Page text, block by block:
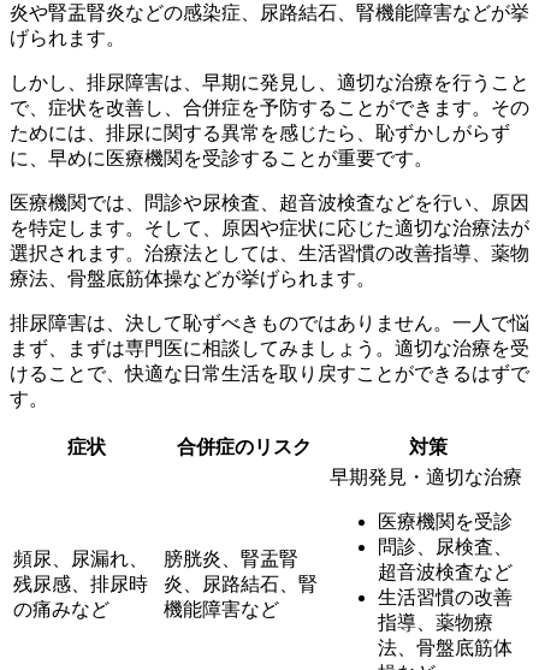
炎や腎盂腎炎などの感染症、尿路結石、腎機能障害などが挙
げられます。
しかし、排尿障害は、早期に発見し、適切な治療を行うこと
で、症状を改善し、合併症を予防することができます。その
ためには、 排尿に関する異常を感じたら、恥ずかしがらず
に、早めに医療機関を受診することが重要です。
医療機関では、問診や尿検査、超音波検査などを行い、原因
を特定します。そして、原因や症状に応じた適切な治療法が
選択されます。治療法としては、生活習慣の改善指導、薬物
療法、骨盤底筋体操などが挙げられます。
排尿障害は、決して恥ずべきものではありません。一人で悩
まず、まずは専門医に相談してみましょう。適切な治療を受
けることで、快適な日常生活を取り戻すことができるはずで
す。
症状 合併症のリスク 対策
頻尿、尿漏れ、
残尿感、排尿時
の痛みなど
膀胱炎、腎盂腎
炎、尿路結石、腎
機能障害など
早期発見・適切な治療
医療機関を受診
問診、尿検査、
超音波検査など
生活習慣の改善
指導、薬物療
法、骨盤底筋体